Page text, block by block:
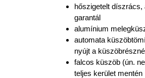
hőszigetelt
garantál
alumínium
automata
nyújt a
falcos küszöb (ún.
teljes kerület mentén